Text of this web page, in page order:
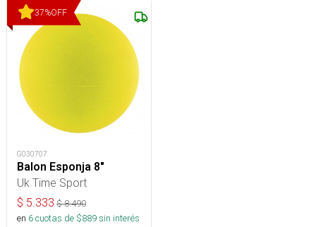
37%OFF
G030707
Balon Esponja 8"
Uk Time Sport
$ 5.333 $8.490
en 6cuotas de $889sin interés